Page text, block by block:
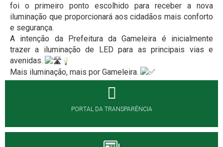
foi o primeiro ponto escolhido para receber a nova
iluminação que proporcionará aos cidadãos mais conforto
e segurança.
A intenção da Prefeitura da Gameleira é inicialmente
trazer a iluminação de LED para as principais vias e
avenidas.
Mais iluminação, mais por Gameleira.
PORTAL DA TRANSPARÊNCIA